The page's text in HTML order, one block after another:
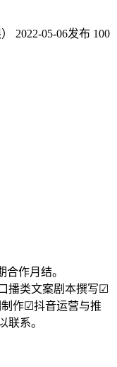
2022-05-06发布 100
合作月结。
播类文案剧本撰写☑
作☑抖音运营与推
联系。